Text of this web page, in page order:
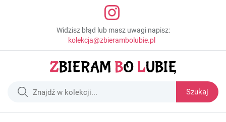
Widzisz błąd lub masz uwagi napisz:
kolekcja@zbierambolubie.pl
Szukaj